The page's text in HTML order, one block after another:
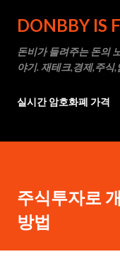
기
DONBBY IS
돈비가 들려주는 돈의
야기. 재테크,경제,주식
실시간 암호화폐 가격
주식투자로
방법